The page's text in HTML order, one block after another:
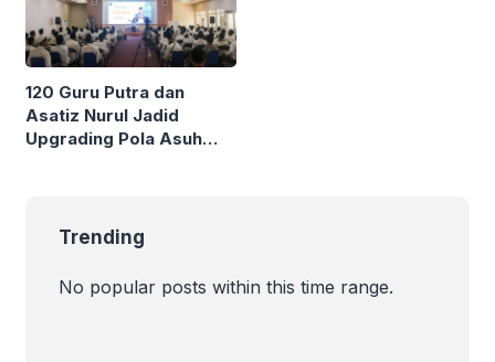
120 Guru Putra dan
Asatiz Nurul Jadid
Upgrading Pola Asuh
Trending
No popular posts within this time range.